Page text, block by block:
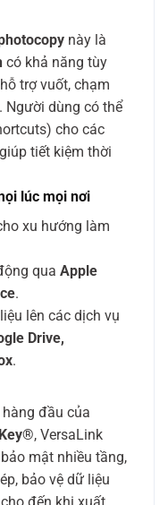
này là
có khả năng tùy
trợ vuốt, chạm
Người dùng có thể
cho các
tiết kiệm thời
lúc mọi nơi
xu hướng làm
qua Apple
.
lên các dịch vụ
Drive,
.
đầu của
, VersaLink
mật nhiều tầng,
bảo vệ dữ liệu